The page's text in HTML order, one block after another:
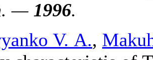
— 1996.
V. A.,